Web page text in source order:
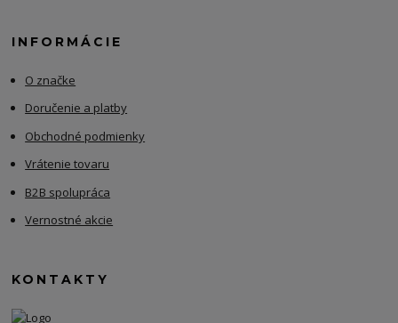
INFORMÁCIE
O značke
Doručenie a platby
Obchodné podmienky
Vrátenie tovaru
B2B spolupráca
Vernostné akcie
KONTAKTY